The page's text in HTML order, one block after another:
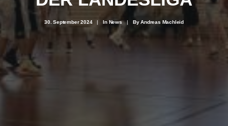
30. September 2024 | InNews | ByAndreas Machleid